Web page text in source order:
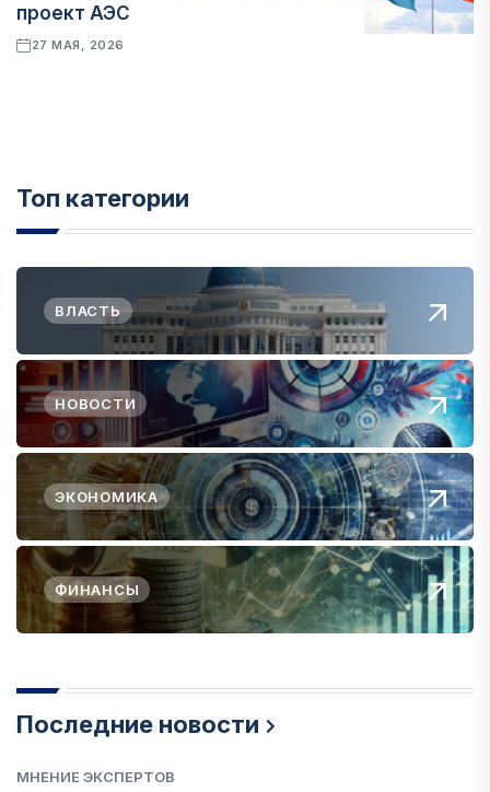
проект АЭС
27 МАЯ, 2026
Топ категории
ВЛАСТЬ
НОВОСТИ
ЭКОНОМИКА
ФИНАНСЫ
Последние новости
МНЕНИЕ ЭКСПЕРТОВ